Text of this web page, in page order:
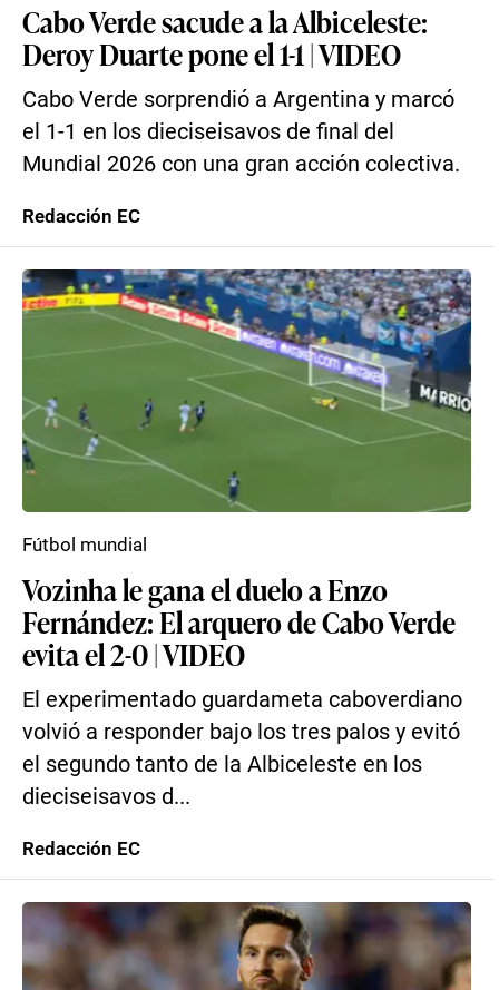
Cabo Verde sacude a la Albiceleste:
Deroy Duarte pone el 1-1 | VIDEO
Cabo Verde sorprendió a Argentina y marcó
el 1-1 en los dieciseisavos de final del
Mundial 2026 con una gran acción colectiva.
Redacción EC
Vozinha le gana el duelo a Enzo
Fernández: El arquero de Cabo Verde
evita el 2-0 | VIDEO
El experimentado guardameta caboverdiano
volvió a responder bajo los tres palos y evitó
el segundo tanto de la Albiceleste en los
dieciseisavos d...
Fútbol mundial
Redacción EC